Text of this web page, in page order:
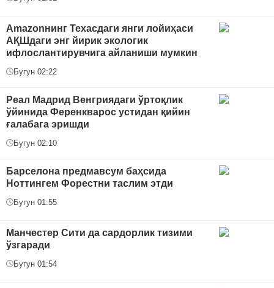
Amazonнинг Техасдаги янги лойиҳаси
АҚШдаги энг йирик экологик
ифлослантирувчига айланиши мумкин
Бугун 02:22
Реал Мадрид Венгриядаги ўртоқлик
ўйинида Ференкварос устидан қийин
ғалабага эришди
Бугун 02:10
Барселона предмавсум баҳсида
Ноттингем Форестни таслим этди
Бугун 01:55
Манчестер Сити да сардорлик тизими
ўзгаради
Бугун 01:54